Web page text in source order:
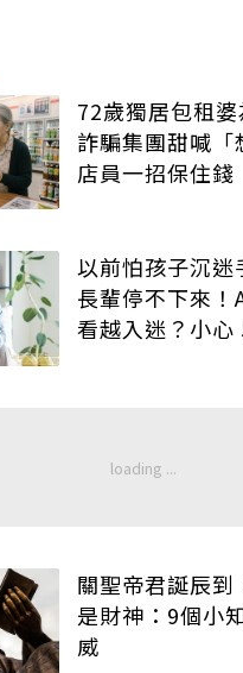
72歲獨居包租婆
詐騙集團甜喊「
店員一招保住錢
以前怕孩子沉迷
長輩停不下來！
看越入迷？小心
關聖帝君誕辰到
是財神：9個小
威